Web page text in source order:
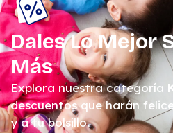
Dales Lo Mejor
Más
Explora nuestra categoría
descuentos que harán
y a tu bolsillo.